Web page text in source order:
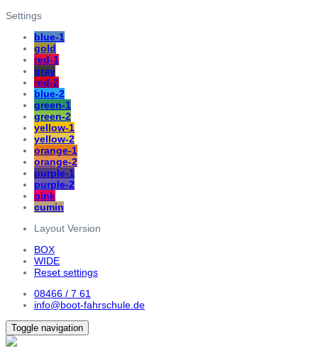
Settings
blue-1
gold
red-1
gray
red-2
blue-2
green-1
green-2
yellow-1
yellow-2
orange-1
orange-2
purple-1
purple-2
pink
cumin
Layout Version
BOX
WIDE
Reset settings
08466 / 7 61
info@boot-fahrschule.de
Toggle navigation